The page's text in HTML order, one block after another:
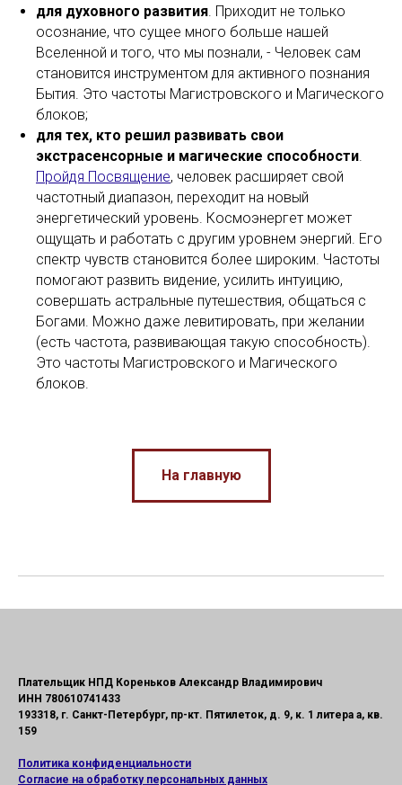
для духовного развития. Приходит не только
осознание, что сущее много больше нашей
Вселенной и того, что мы познали, - Человек сам
становится инструментом для активного познания
Бытия. Это частоты Магистровского и Магического
блоков;
для тех, кто решил развивать свои
экстрасенсорные и магические способности.
Пройдя Посвящение, человек расширяет свой
частотный диапазон, переходит на новый
энергетический уровень. Космоэнергет может
ощущать и работать с другим уровнем энергий. Его
спектр чувств становится более широким. Частоты
помогают развить видение, усилить интуицию,
совершать астральные путешествия, общаться с
Богами. Можно даже левитировать, при желании
(есть частота, развивающая такую способность).
Это частоты Магистровского и Магического
блоков.
На главную
Плательщик НПД Кореньков Александр Владимирович
ИНН 780610741433
193318, г. Санкт-Петербург, пр-кт. Пятилеток, д. 9, к. 1 литера а, кв.
159
Политика конфиденциальности
Согласие на обработку персональных данных